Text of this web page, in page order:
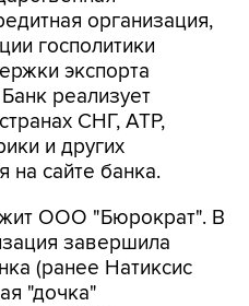
организация,
госполитики
экспорта
реализует
СНГ, АТР,
и других
на сайте банка.
ООО "Бюрократ". В
завершила
(ранее Натиксис
"дочка"